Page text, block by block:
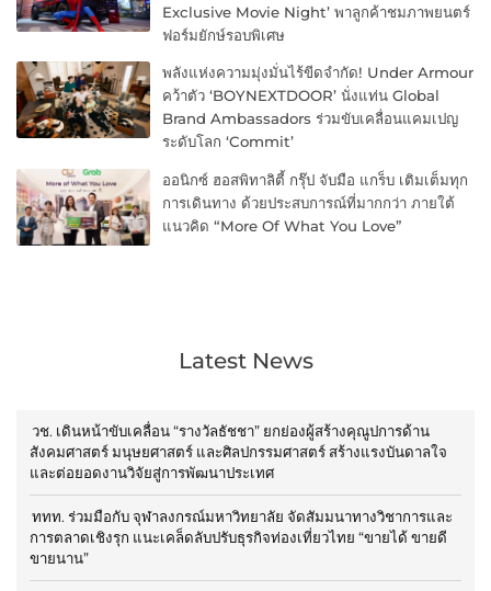
Exclusive Movie Night’ พาลูกค้าชมภาพยนตร์
ฟอร์มยักษ์รอบพิเศษ
พลังแห่งความมุ่งมั่นไร้ขีดจำกัด! Under Armour
คว้าตัว ‘BOYNEXTDOOR’ นั่งแท่น Global
Brand Ambassadors ร่วมขับเคลื่อนแคมเปญ
ระดับโลก ‘Commit’
ออนิกซ์ ฮอสพิทาลิตี้ กรุ๊ป จับมือ แกร็บ เติมเต็มทุก
การเดินทาง ด้วยประสบการณ์ที่มากกว่า ภายใต้
แนวคิด “More Of What You Love”
Latest News
วช. เดินหน้าขับเคลื่อน “รางวัลธัชชา” ยกย่องผู้สร้างคุณูปการด้าน
สังคมศาสตร์ มนุษยศาสตร์ และศิลปกรรมศาสตร์ สร้างแรงบันดาลใจ
และต่อยอดงานวิจัยสู่การพัฒนาประเทศ
ททท. ร่วมมือกับ จุฬาลงกรณ์มหาวิทยาลัย จัดสัมมนาทางวิชาการและ
การตลาดเชิงรุก แนะเคล็ดลับปรับธุรกิจท่องเที่ยวไทย “ขายได้ ขายดี
ขายนาน”